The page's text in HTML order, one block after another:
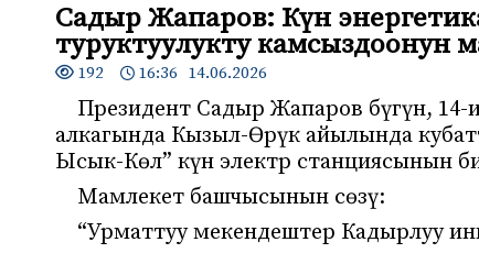
Садыр Жапаров: Күн
туруктуулукту камсыздоонун
192 16:36 14.06.2026
Президент Садыр Жапаров бүгүн,
алкагында Кызыл-Өрүк айылында
Ысык-Көл” күн электр станциясынын
Мамлекет башчысынын сөзү:
“Урматтуу мекендештер Кадырлуу